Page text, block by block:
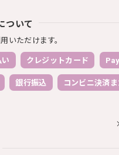
ついて
いただけます。
クレジットカード
銀行振込 コンビニ決済